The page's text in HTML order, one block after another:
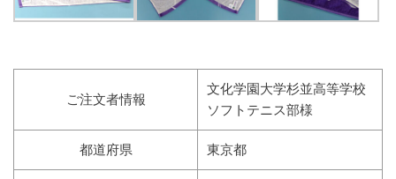
ご注文者情報
文化学園大学杉並高等学校
ソフトテニス部様
都道府県 東京都